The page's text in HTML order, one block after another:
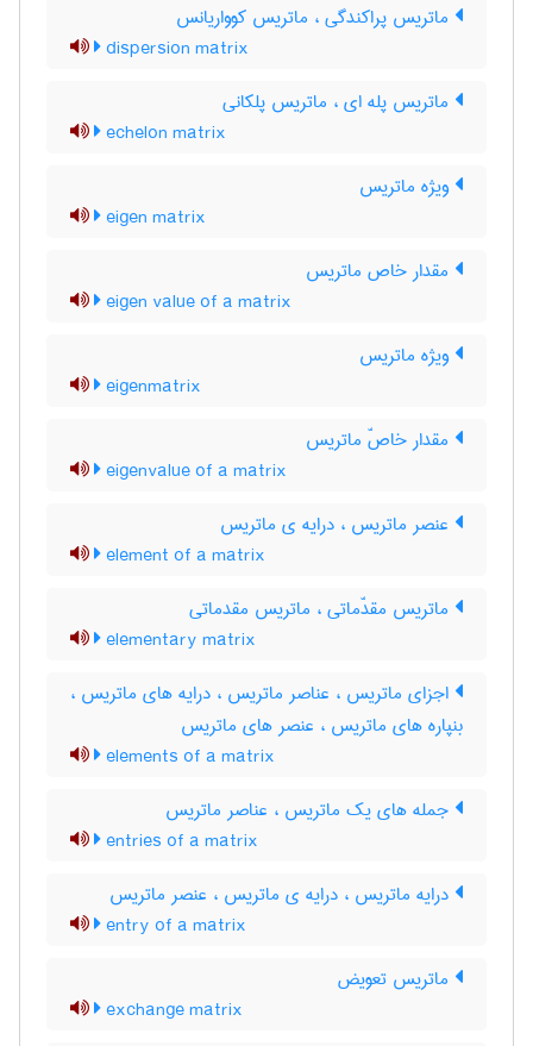
ماتریس پراکندگی ، ماتریس کوواریانس
dispersion matrix
ماتریس پله ای ، ماتریس پلکانی
echelon matrix
ویژه ماتریس
eigen matrix
مقدار خاص ماتریس
eigen value of a matrix
ویژه ماتریس
eigenmatrix
مقدار خاصّ ماتریس
eigenvalue of a matrix
عنصر ماتریس ، درایه ی ماتریس
element of a matrix
ماتریس مقدّماتی ، ماتریس مقدماتی
elementary matrix
اجزای ماتریس ، عناصر ماتریس ، درایه های ماتریس ،
بنپاره های ماتریس ، عنصر های ماتریس
elements of a matrix
جمله های یک ماتریس ، عناصر ماتریس
entries of a matrix
درایه ماتریس ، درایه ی ماتریس ، عنصر ماتریس
entry of a matrix
ماتریس تعویض
exchange matrix